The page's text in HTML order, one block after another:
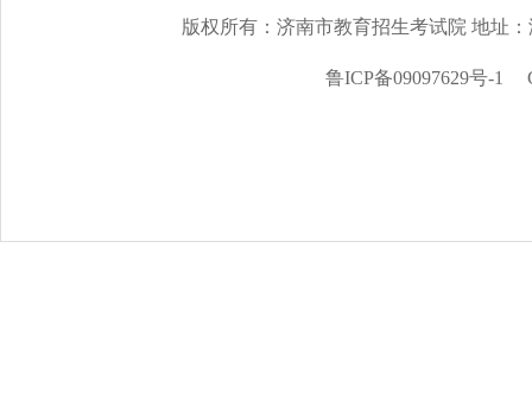
版权所有：济南市教育招生考试院 地址
鲁ICP备09097629号-1